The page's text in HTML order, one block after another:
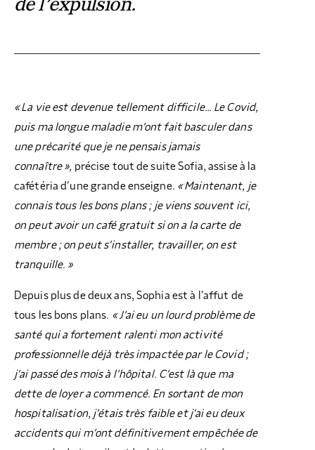
« La vie est devenue tellement difficile… Le Covid,
puis ma longue maladie m’ont fait basculer dans
une précarité que je ne pensais jamais
connaître », précise tout de suite Sofia, assise à la
cafétéria d’une grande enseigne. « Maintenant, je
connais tous les bons plans ; je viens souvent ici,
on peut avoir un café gratuit si on a la carte de
membre ; on peut s’installer, travailler, on est
tranquille. »
Depuis plus de deux ans, Sophia est à l’affut de
tous les bons plans. « J’ai eu un lourd problème de
santé qui a fortement ralenti mon activité
professionnelle déjà très impactée par le Covid ;
j’ai passé des mois à l’hôpital. C’est là que ma
dette de loyer a commencé. En sortant de mon
hospitalisation, j’étais très faible et j’ai eu deux
accidents qui m’ont définitivement empêchée de